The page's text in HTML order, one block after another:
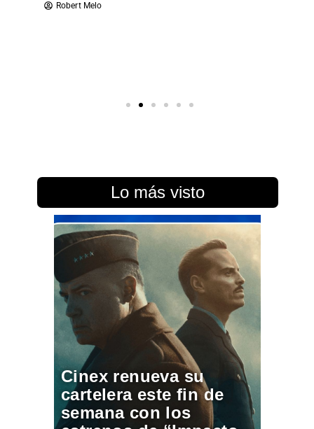
Robert Melo
Lo más visto
Cinex renueva su
cartelera este fin de
semana con los